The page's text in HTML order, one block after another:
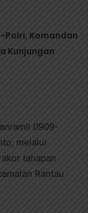
Polri, Komandan
Kunjungan
0909-
melalui
tahapan
Rantau